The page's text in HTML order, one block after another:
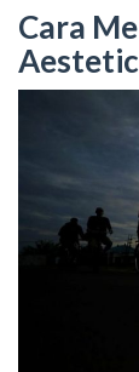
Cara
Aestetic